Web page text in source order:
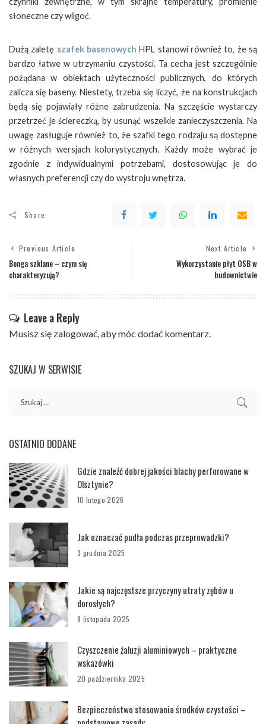
słoneczne czy wilgoć.
Dużą zaletę szafek basenowych HPL stanowi również to, że są
bardzo łatwe w utrzymaniu czystości. Ta cecha jest szczególnie
pożądana w obiektach użyteczności publicznych, do których
zalicza się baseny. Niestety, trzeba się liczyć, że na konstrukcjach
będą się pojawiały różne zabrudzenia. Na szczęście wystarczy
przetrzeć je ściereczką, by usunąć wszelkie zanieczyszczenia. Na
uwagę zasługuje również to, że szafki tego rodzaju są dostępne
w różnych wersjach kolorystycznych. Każdy może wybrać je
zgodnie z indywidualnymi potrzebami, dostosowując je do
własnych preferencji czy do wystroju wnętrza.
Share
Previous Article
Bonga szklane – czym się
charakteryzują?
Next Article
Wykorzystanie płyt OSB w
budownictwie
Leave a Reply
Musisz się zalogować, aby móc dodać komentarz.
SZUKAJ W SERWISIE
OSTATNIO DODANE
Gdzie znaleźć dobrej jakości blachy perforowane w
Olsztynie?
10 lutego 2026
Jak oznaczać pudła podczas przeprowadzki?
3 grudnia 2025
Jakie są najczęstsze przyczyny utraty zębów u
dorosłych?
9 listopada 2025
Czyszczenie żaluzji aluminiowych – praktyczne
wskazówki
20 października 2025
Bezpieczeństwo stosowania środków czystości –